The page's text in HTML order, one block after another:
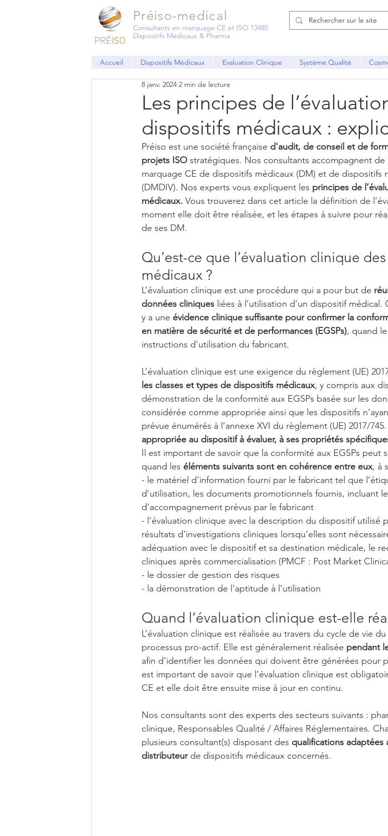
Préiso-medical
Consultants en marquage CE et ISO 13485
Dispositifs Médicaux & Pharma
Accueil Dispositifs Médicaux Evaluation Clinique Système Qualité
Les principes de
dispositifs médicaux :
8 janv. 2024 2 min de lecture
Préiso est une société française d'audit, de conseil et de
projets ISO stratégiques. Nos consultants accompagnent
marquage CE de dispositifs médicaux (DM) et de dispositifs
(DMDIV). Nos experts vous expliquent les principes de
médicaux. Vous trouverez dans cet article la définition de
moment elle doit être réalisée, et les étapes à suivre pour
de ses DM.
Qu’est-ce que l’évaluation clinique
médicaux ?
L’évaluation clinique est une procédure qui a pour but de
données cliniques liées à l’utilisation d’un dispositif médical.
y a une évidence clinique suffisante pour confirmer la
en matière de sécurité et de performances (EGSPs), quand
instructions d’utilisation du fabricant.
L’évaluation clinique est une exigence du règlement (UE)
les classes et types de dispositifs médicaux, y compris aux
démonstration de la conformité aux EGSPs basée sur les
considérée comme appropriée ainsi que les dispositifs
prévue énumérés à l’annexe XVI du règlement (UE) 2017/
appropriée au dispositif à évaluer, à ses propriétés
Il est important de savoir que la conformité aux EGSPs peut
quand les éléments suivants sont en cohérence entre eux, à
- le matériel d’information fourni par le fabricant tel que
d’utilisation, les documents promotionnels fournis, incluant
d’accompagnement prévus par le fabricant
- l’évaluation clinique avec la description du dispositif utilisé
résultats d’investigations cliniques lorsqu’elles sont
adéquation avec le dispositif et sa destination médicale, le
cliniques après commercialisation (PMCF : Post Market
- le dossier de gestion des risques
- la démonstration de l’aptitude à l’utilisation
Quand l’évaluation clinique est-elle
L’évaluation clinique est réalisée au travers du cycle de vie
processus pro-actif. Elle est généralement réalisée pendant
afin d’identifier les données qui doivent être générées pour
est important de savoir que l’évaluation clinique est
CE et elle doit être ensuite mise à jour en continu.
Nos consultants sont des experts des secteurs suivants :
clinique, Responsables Qualité / Affaires Réglementaires.
plusieurs consultant(s) disposant des qualifications
distributeur de dispositifs médicaux concernés.